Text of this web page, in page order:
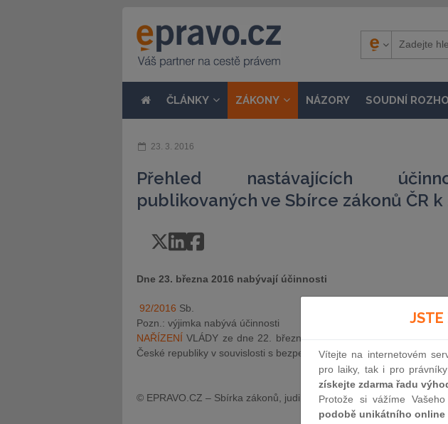
ČLÁNKY ZÁKONY NÁZORY SOUDNÍ
23. 3. 2016
Přehled nastávajících
publikovaných ve Sbírce zákonů ČR k
Dne 23. března 2016 nabývají účinnosti
92/2016 Sb.
Pozn.: výjimka nabývá účinnosti
NAŘÍZENÍ VLÁDY ze dne 22. března 2016 o povolání vojáků v
České republiky v souvislosti s bezpečnostními opatřeními přijatými
© EPRAVO.CZ – Sbírka zákonů, judikatura, právo | www.epravo.cz
JSTE
Vítejte na internetovém
pro laiky, tak i pro
získejte zdarma řadu
Protože si vážíme
podobě unikátního